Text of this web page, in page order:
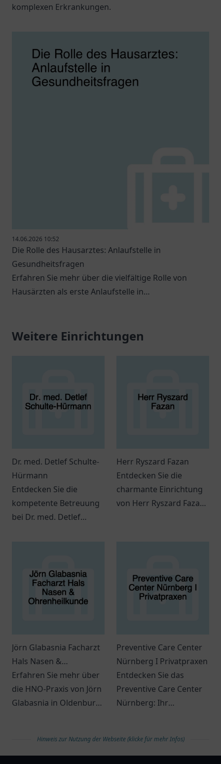
komplexen Erkrankungen.
14.06.2026 10:52
Die Rolle des Hausarztes: Anlaufstelle in
Gesundheitsfragen
Erfahren Sie mehr über die vielfältige Rolle von
Hausärzten als erste Anlaufstelle in
Weitere Einrichtungen
Dr. med. Detlef Schulte-
Hürmann
Entdecken Sie die
kompetente Betreuung
bei Dr. med. Detlef
mit persönlichem
Ansatz.
Herr Ryszard Fazan
Entdecken Sie die
charmante Einrichtung
von Herr Ryszard Fazan
könnten.
Jörn Glabasnia Facharzt
Hals Nasen &
Ohrenheilkunde
Erfahren Sie mehr über
die HNO-Praxis von Jörn
Glabasnia in Oldenburg
können.
Preventive Care Center
Nürnberg I Privatpraxen
Entdecken Sie das
Preventive Care Center
Nürnberg: Ihr
und präventive
Hinweis zur Nutzung der Webseite (klicke für mehr Infos)